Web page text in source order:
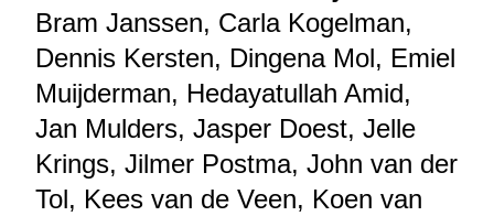
Bram Janssen, Carla Kogelman,
Dennis Kersten, Dingena Mol, Emiel
Muijderman, Hedayatullah Amid,
Jan Mulders, Jasper Doest, Jelle
Krings, Jilmer Postma, John van der
Tol, Kees van de Veen, Koen van